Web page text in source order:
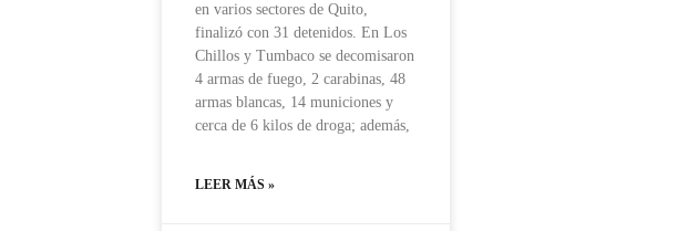
en varios sectores de Quito,
finalizó con 31 detenidos. En Los
Chillos y Tumbaco se decomisaron
4 armas de fuego, 2 carabinas, 48
armas blancas, 14 municiones y
cerca de 6 kilos de droga; además,
LEER MÁS »